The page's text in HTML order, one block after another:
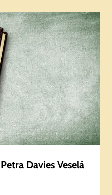
Davies Veselá